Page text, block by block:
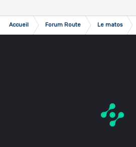
Accueil Forum Route Le matos